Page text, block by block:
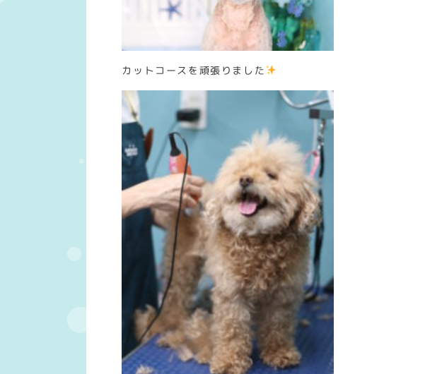
カットコースを頑張りました